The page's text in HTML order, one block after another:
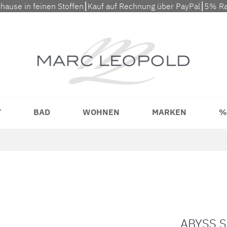
in feinen Stoffen⎮Kauf auf Rechnung über PayPal⎮5%
BAD WOHNEN MARKEN
ABYSS